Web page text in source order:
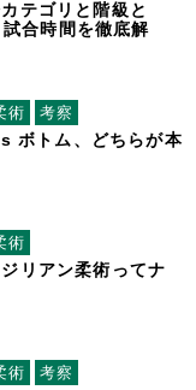
テゴリと階級と
合時間を徹底解
術
考察
ボトム、どちらが本
術
リアン柔術ってナ
術
考察